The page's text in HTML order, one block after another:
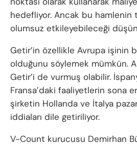
hedefliyor. Ancak bu
olumsuz etkileyebileceği
Getir’in özellikle Avrupa işinin
olduğunu söylemek mümkün.
Getir’i de vurmuş olabilir.
Fransa’daki faaliyetlerin sona
şirketin Hollanda ve İtalya
iddiaları dile getiriliyor.
V-Count kurucusu Demirhan